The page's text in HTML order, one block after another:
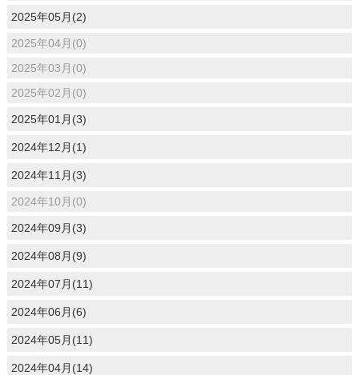
2025年05月(2)
2025年04月(0)
2025年03月(0)
2025年02月(0)
2025年01月(3)
2024年12月(1)
2024年11月(3)
2024年10月(0)
2024年09月(3)
2024年08月(9)
2024年07月(11)
2024年06月(6)
2024年05月(11)
2024年04月(14)